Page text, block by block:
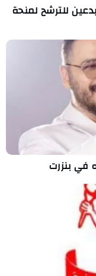
للترشح لمنحة
في بنزرت